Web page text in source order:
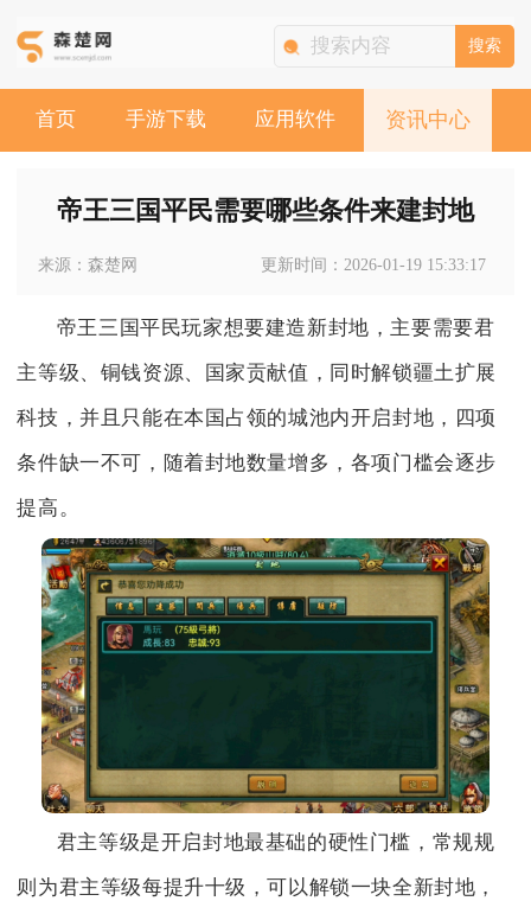
搜索
首页 手游下载 应用软件 资讯中心
帝王三国平民需要哪些条件来建封地
来源：森楚网 更新时间：2026-01-19 15:33:17
帝王三国平民玩家想要建造新封地，主要需要君
主等级、铜钱资源、国家贡献值，同时解锁疆土扩展
科技，并且只能在本国占领的城池内开启封地，四项
条件缺一不可，随着封地数量增多，各项门槛会逐步
提高。
君主等级是开启封地最基础的硬性门槛，常规规
则为君主等级每提升十级，可以解锁一块全新封地，